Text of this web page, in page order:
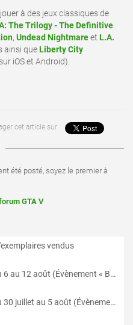
à des jeux classiques de
The Trilogy - The Definitive
, Undead Nightmareet L.A.
ainsi queLiberty City
sur iOS et Android).
cet article sur
été posté, soyez le premier à
GTA V
vendus
GTA Online : Détails des bonus du 6 au 12 août (Évènement « Braquages de l'été » - Suite et fin)
GTA Online : Détails des bonus du 30 juillet au 5 août (Évènement « Braquages d'été »)